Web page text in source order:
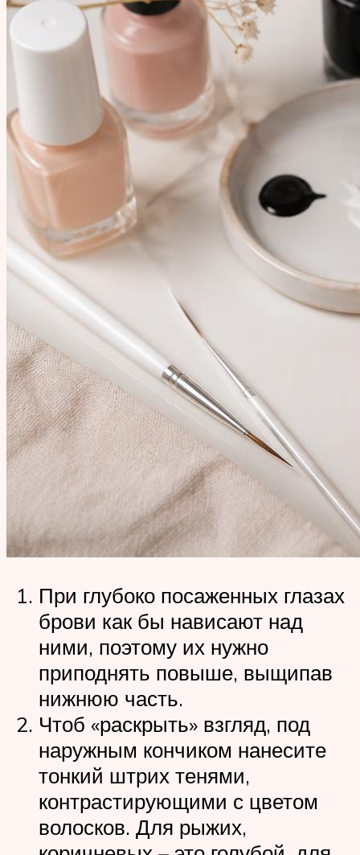
При глубоко посаженных глазах
брови как бы нависают над
ними, поэтому их нужно
приподнять повыше, выщипав
нижнюю часть.
Чтоб «раскрыть» взгляд, под
наружным кончиком нанесите
тонкий штрих тенями,
контрастирующими с цветом
волосков. Для рыжих,